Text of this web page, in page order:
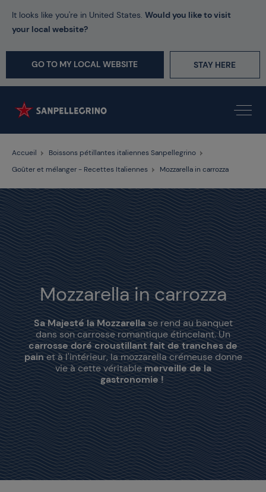
It looks like you're in United States. Would you like to visit
your local website?
GO TO MY LOCAL WEBSITE STAY HERE
Accueil
Boissons pétillantes italiennes Sanpellegrino
Goûter et mélanger - Recettes Italiennes
Mozzarella in carrozza
Mozzarella in carrozza
Sa Majesté la Mozzarellase rend au banquet
dans son carrosse romantique étincelant. Un
carrosse doré croustillant fait de tranches de
painet à l'intérieur, la mozzarella crémeuse donne
vie à cette véritablemerveille de la
gastronomie !